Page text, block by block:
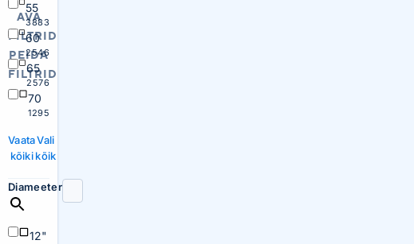
AVA
FILTRID
PEIDA
FILTRID
55
3883
60
2546
65
2576
70
1295
Vaata
kõiki
Vali
kõik
Diameeter
12"